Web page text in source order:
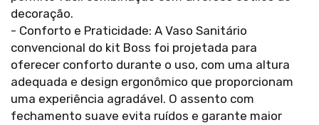
decoração.
- Conforto e Praticidade: A Vaso Sanitário
convencional do kit Boss foi projetada para
oferecer conforto durante o uso, com uma altura
adequada e design ergonômico que proporcionam
uma experiência agradável. O assento com
fechamento suave evita ruídos e garante maior